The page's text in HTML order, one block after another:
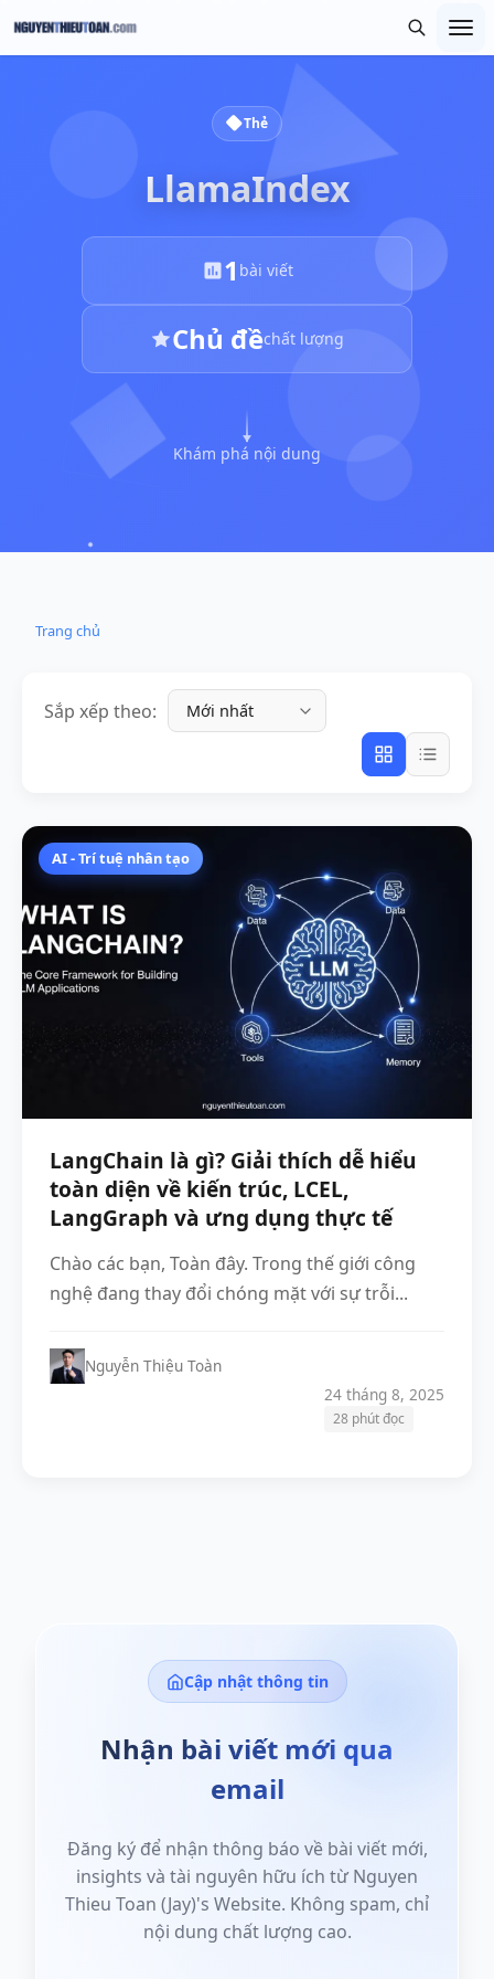
Thẻ
LlamaIndex
1 bài viết
Chủ đềchất lượng
Khám phá nội dung
Trang chủ
Sắp xếp theo:
AI - Trí tuệ nhân tạo
LangChain là gì? Giải thích dễ hiểu
toàn diện về kiến trúc, LCEL,
LangGraph và ưng dụng thực tế
Chào các bạn, Toàn đây. Trong thế giới công
nghệ đang thay đổi chóng mặt với sự trỗi...
Nguyễn Thiệu Toàn
24 tháng 8, 2025
28 phút đọc
Cập nhật thông tin
Nhận bài viết mới qua
email
Đăng ký để nhận thông báo về bài viết mới,
insights và tài nguyên hữu ích từ Nguyen
Thieu Toan (Jay)'s Website. Không spam, chỉ
nội dung chất lượng cao.